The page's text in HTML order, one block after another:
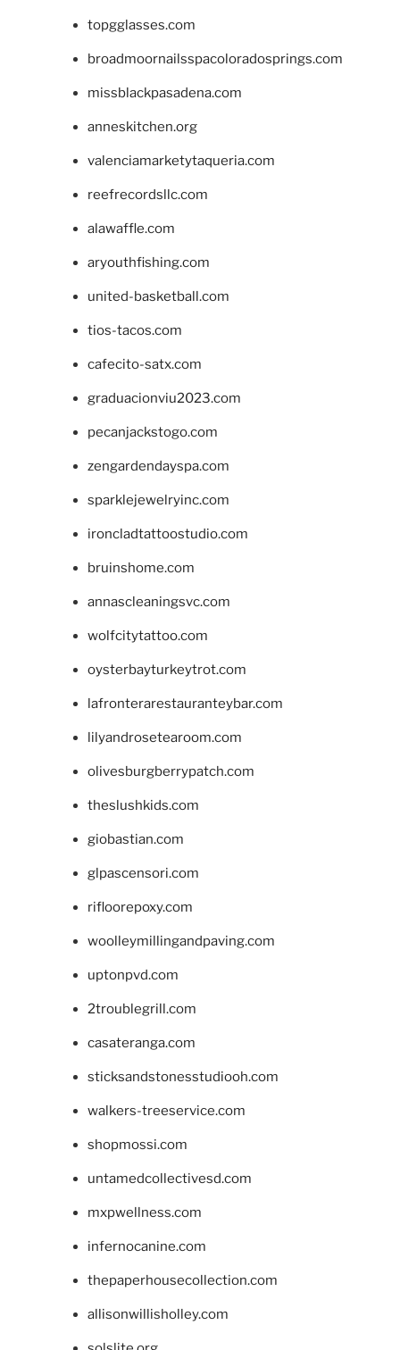
topgglasses.com
broadmoornailsspacoloradosprings.com
missblackpasadena.com
anneskitchen.org
valenciamarketytaqueria.com
reefrecordsllc.com
alawaffle.com
aryouthfishing.com
united-basketball.com
tios-tacos.com
cafecito-satx.com
graduacionviu2023.com
pecanjackstogo.com
zengardendayspa.com
sparklejewelryinc.com
ironcladtattoostudio.com
bruinshome.com
annascleaningsvc.com
wolfcitytattoo.com
oysterbayturkeytrot.com
lafronterarestauranteybar.com
lilyandrosetearoom.com
olivesburgberrypatch.com
theslushkids.com
giobastian.com
glpascensori.com
rifloorepoxy.com
woolleymillingandpaving.com
uptonpvd.com
2troublegrill.com
casateranga.com
sticksandstonesstudiooh.com
walkers-treeservice.com
shopmossi.com
untamedcollectivesd.com
mxpwellness.com
infernocanine.com
thepaperhousecollection.com
allisonwillisholley.com